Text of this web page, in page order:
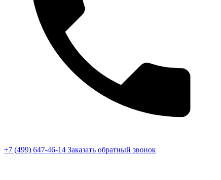
+7 (499) 647-46-14 Заказать обратный звонок